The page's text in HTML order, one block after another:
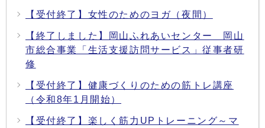
【受付終了】女性のためのヨガ（夜間）
【終了しました】岡山ふれあいセンター 岡山
市総合事業「生活支援訪問サービス」従事者研
修
【受付終了】健康づくりのための筋トレ講座
（令和8年1月開始）
【受付終了】楽しく筋力UPトレーニング～マ